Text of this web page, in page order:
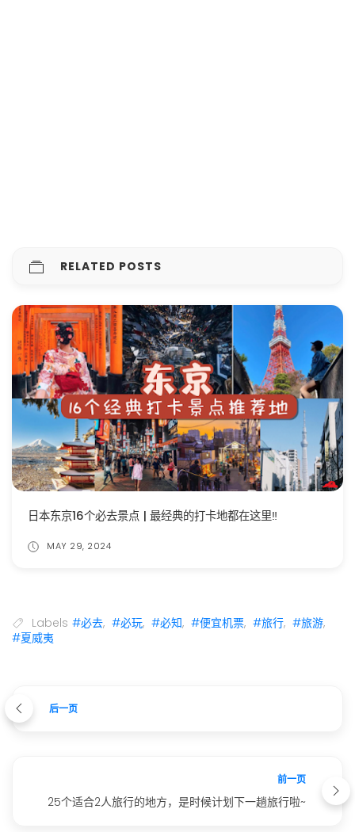
RELATED POSTS
日本东京16个必去景点 | 最经典的打卡地都在这里‼️
MAY 29, 2024
Labels #必去, #必玩, #必知, #便宜机票, #旅行, #旅游,
#夏威夷
后一页
前一页
25个适合2人旅行的地方，是时候计划下一趟旅行啦~